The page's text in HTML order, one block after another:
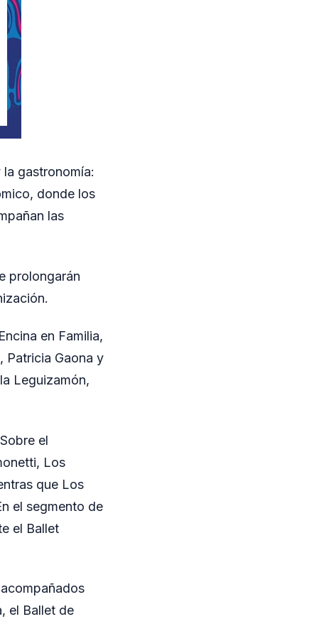
gastronomía:
donde los
las
prolongarán
en Familia,
Patricia Gaona y
Leguizamón,
el
Los
que Los
el segmento de
el Ballet
el Ballet de